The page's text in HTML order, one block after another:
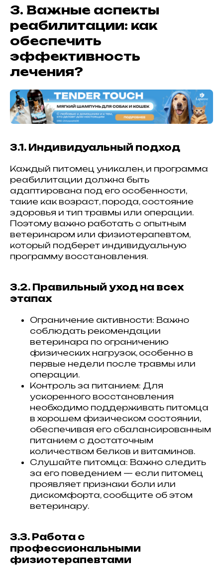
3. Важные аспекты
реабилитации: как
обеспечить
эффективность
лечения?
3.1. Индивидуальный подход
Каждый питомец уникален, и программа
реабилитации должна быть
адаптирована под его особенности,
такие как возраст, порода, состояние
здоровья и тип травмы или операции.
Поэтому важно работать с опытным
ветеринаром или физиотерапевтом,
который подберет индивидуальную
программу восстановления.
3.2. Правильный уход на всех
этапах
Ограничение активности: Важно
соблюдать рекомендации
ветеринара по ограничению
физических нагрузок, особенно в
первые недели после травмы или
операции.
Контроль за питанием: Для
ускоренного восстановления
необходимо поддерживать питомца
в хорошем физическом состоянии,
обеспечивая его сбалансированным
питанием с достаточным
количеством белков и витаминов.
Слушайте питомца: Важно следить
за его поведением — если питомец
проявляет признаки боли или
дискомфорта, сообщите об этом
ветеринару.
3.3. Работа с
профессиональными
физиотерапевтами